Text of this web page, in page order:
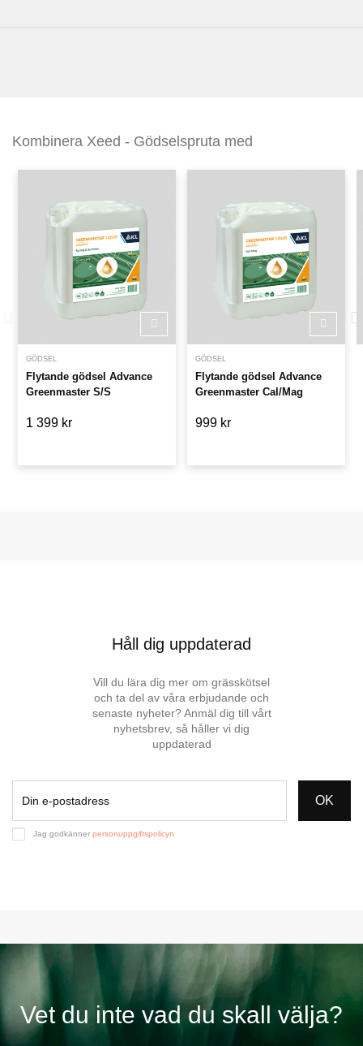
Kombinera Xeed - Gödselspruta med
GÖDSEL
Flytande gödsel Advance
Greenmaster S/S
1 399 kr
GÖDSEL
Flytande gödsel Advance
Greenmaster Cal/Mag
999 kr
Håll dig uppdaterad
Vill du lära dig mer om grässkötsel
och ta del av våra erbjudande och
senaste nyheter? Anmäl dig till vårt
nyhetsbrev, så håller vi dig
uppdaterad
OK
Jag godkänner personuppgiftspolicyn
Vet du inte vad du skall välja?